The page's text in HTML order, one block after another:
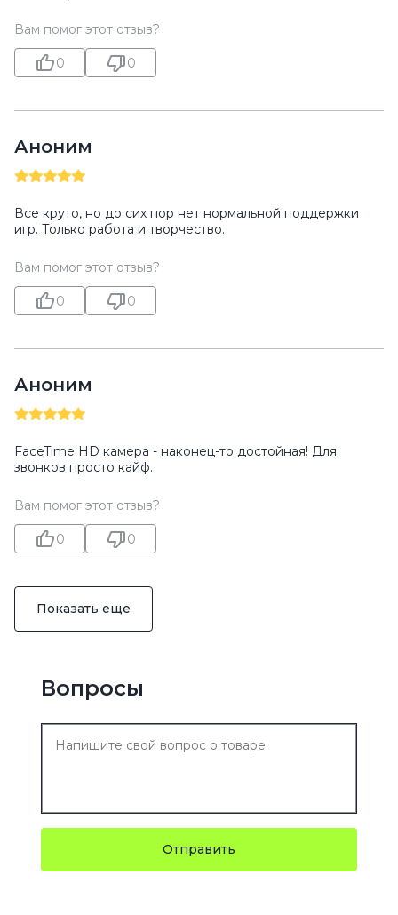
Вам помог этот отзыв?
0 0
Аноним
Все круто, но до сих пор нет нормальной поддержки
игр. Только работа и творчество.
Вам помог этот отзыв?
0 0
Аноним
FaceTime HD камера - наконец-то достойная! Для
звонков просто кайф.
Вам помог этот отзыв?
0 0
Показать еще
Вопросы
Отправить